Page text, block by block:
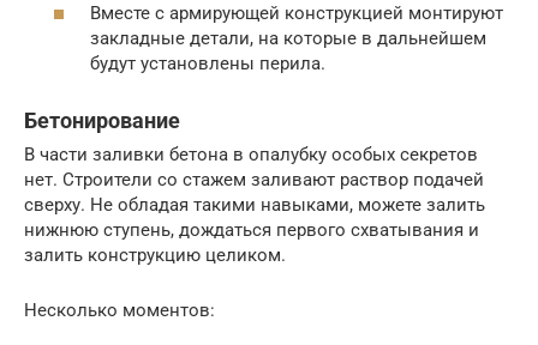
Вместе с армирующей конструкцией монтируют
закладные детали, на которые в дальнейшем
будут установлены перила.
Бетонирование
В части заливки бетона в опалубку особых секретов
нет. Строители со стажем заливают раствор подачей
сверху. Не обладая такими навыками, можете залить
нижнюю ступень, дождаться первого схватывания и
залить конструкцию целиком.
Несколько моментов: